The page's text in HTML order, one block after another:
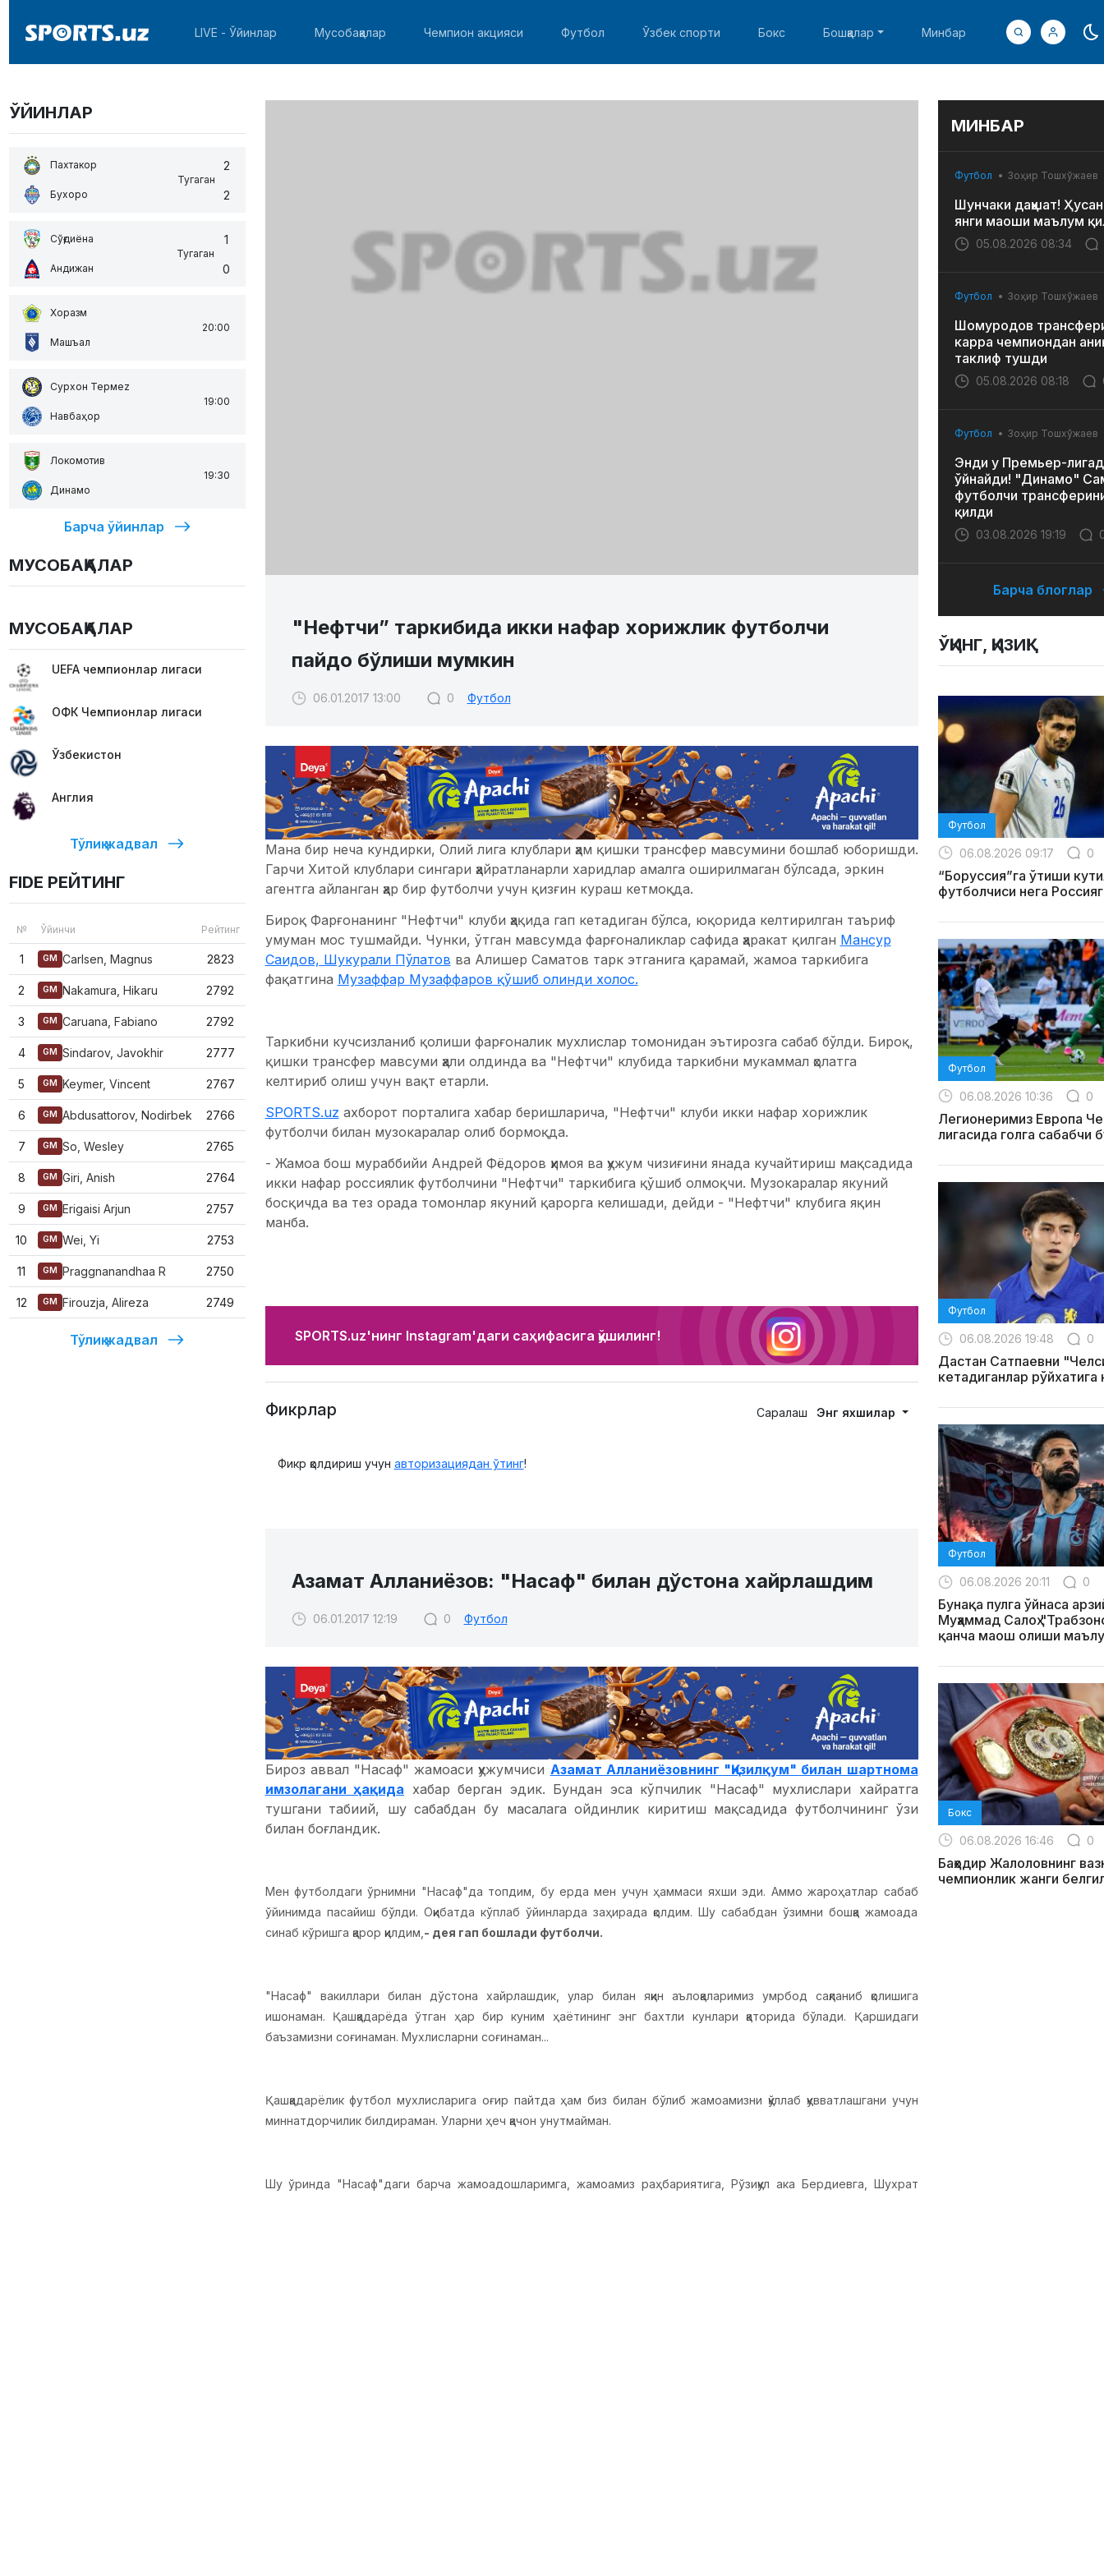
LIVE - Ўйинлар Мусобақалар Чемпион акцияси Футбол Ўзбек спорти Бокс Бошқалар Минбар
ЎЙИНЛАР
Пахтакор
Бухоро
Тугаган
2
2
Сўғдиёна
Андижан
Тугаган
1
0
Хоразм
Машъал
20:00
Сурхон Термеz
Навбаҳор
19:00
Локомотив
Динамо
19:30
Барча ўйинлар
МУСОБАҚАЛАР
МУСОБАҚАЛАР
UEFA чемпионлар лигаси
ОФК Чемпионлар лигаси
Ўзбекистон
Англия
Тўлиқ жадвал
FIDE РЕЙТИНГ
№ Ўйинчи Рейтинг
1 GM Carlsen, Magnus 2823
2 GM Nakamura, Hikaru 2792
3 GM Caruana, Fabiano 2792
4 GM Sindarov, Javokhir 2777
5 GM Keymer, Vincent 2767
6 GM Abdusattorov, Nodirbek 2766
7 GM So, Wesley 2765
8 GM Giri, Anish 2764
9 GM Erigaisi Arjun 2757
10 GM Wei, Yi 2753
11 GM Praggnanandhaa R 2750
12 GM Firouzja, Alireza 2749
Тўлиқ жадвал
"Нефтчи” таркибида икки нафар хорижлик футболчи
пайдо бўлиши мумкин
06.01.2017 13:00 0 Футбол
Мана бир неча кундирки, Олий лига клублари ҳам қишки трансфер мавсумини бошлаб юборишди.
Гарчи Хитой клублари сингари ҳайратланарли харидлар амалга оширилмаган бўлсада, эркин
агентга айланган ҳар бир футболчи учун қизғин кураш кетмоқда.
Бироқ Фарғонанинг "Нефтчи" клуби ҳақида гап кетадиган бўлса, юқорида келтирилган таъриф
умуман мос тушмайди. Чунки, ўтган мавсумда фарғоналиклар сафида ҳаракат қилган Мансур
Саидов, Шукурали Пўлатов ва Алишер Саматов тарк этганига қарамай, жамоа таркибига
фақатгина Музаффар Музаффаров қўшиб олинди холос.
Таркибни кучсизланиб қолиши фарғоналик мухлислар томонидан эътирозга сабаб бўлди. Бироқ,
қишки трансфер мавсуми ҳали олдинда ва "Нефтчи" клубида таркибни мукаммал ҳолатга
келтириб олиш учун вақт етарли.
SPORTS.uz ахборот порталига хабар беришларича, "Нефтчи" клуби икки нафар хорижлик
футболчи билан музокаралар олиб бормоқда.
- Жамоа бош мураббийи Андрей Фёдоров ҳимоя ва ҳужум чизиғини янада кучайтириш мақсадида
икки нафар россиялик футболчини "Нефтчи" таркибига қўшиб олмоқчи. Музокаралар якуний
босқичда ва тез орада томонлар якуний қарорга келишади, дейди - "Нефтчи" клубига яқин
манба.
SPORTS.uz'нинг Instagram'даги саҳифасига қўшилинг!
Фикрлар Саралаш Энг яхшилар
Фикр қолдириш учун авторизациядан ўтинг!
Азамат Алланиёзов: "Насаф" билан дўстона хайрлашдим
06.01.2017 12:19 0 Футбол
Бироз аввал "Насаф" жамоаси ҳужумчиси Азамат Алланиёзовнинг "Қизилқум" билан шартнома
имзолагани ҳақида хабар берган эдик. Бундан эса кўпчилик "Насаф" мухлислари хайратга
тушгани табиий, шу сабабдан бу масалага ойдинлик киритиш мақсадида футболчининг ўзи
билан боғландик.
Мен футболдаги ўрнимни "Насаф"да топдим, бу ерда мен учун ҳаммаси яхши эди. Аммо жароҳатлар сабаб
ўйинимда пасайиш бўлди. Оқибатда кўплаб ўйинларда заҳирада қолдим. Шу сабабдан ўзимни бошқа жамоада
синаб кўришга қарор қилдим, - дея гап бошлади футболчи.
"Насаф" вакиллари билан дўстона хайрлашдик, улар билан яқин аълоқаларимиз умрбод сақланиб қолишига
ишонаман. Қашқадарёда ўтган ҳар бир куним ҳаётининг энг бахтли кунлари қаторида бўлади. Қаршидаги
баъзамизни соғинаман. Мухлисларни соғинаман...
Қашқадарёлик футбол мухлисларига оғир пайтда ҳам биз билан бўлиб жамоамизни қўллаб қувватлашгани учун
миннатдорчилик билдираман. Уларни ҳеч қачон унутмайман.
Шу ўринда "Насаф"даги барча жамоадошларимга, жамоамиз раҳбариятига, Рўзиқул ака Бердиевга, Шухрат
МИНБАР
Футбол Зоҳир Тошхўжаев
Шунчаки даҳшат!
янги маоши маълум
05.08.2026 08:34
Футбол Зоҳир Тошхўжаев
Шомуродов
карра чемпиондан
таклиф тушди
05.08.2026 08:18
Футбол Зоҳир Тошхўжаев
Энди у Премьер-
ўйнайди! "Динамо"
футболчи
қилди
03.08.2026 19:19
Барча блоглар
ЎҚИНГ, ҚИЗИҚ!
Футбол
06.08.2026 09:17 0
“Боруссия”га ўтиши
футболчиси нега
Футбол
06.08.2026 10:36 0
Легионеримиз Европа
лигасида голга сабабчи
Футбол
06.08.2026 19:48 0
Дастан Сатпаевни
кетадиганлар
Футбол
06.08.2026 20:11 0
Бунақа пулга ўйнаса
Муҳаммад Салоҳ
қанча маош олиши
Бокс
06.08.2026 16:46 0
Баҳодир Жалоловнинг
чемпионлик жанги